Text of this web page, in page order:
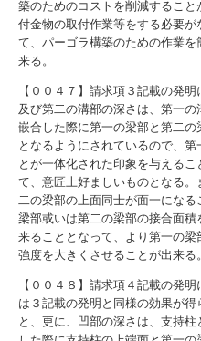
築のためのコストを削減すること
付金物の取付作業等をする必要が
て、パーゴラ構築のための作業を
来る。
【００４７】請求項３記載の発
及び第二の溝部の深さは、第一
嵌合した際に第一の梁部と第二の
となるようにされているので、
とが一体化された印象を与えるこ
て、意匠上好ましいものとなる
二の梁部の上面同士が面一にな
梁部或いは第二の梁部の接合面積
来ることとなって、より第一の
強度を大きくさせることが出来る。
【００４８】請求項４記載の発
は３記載の発明と同様の効果が得
と、更に、凹部の深さは、支持